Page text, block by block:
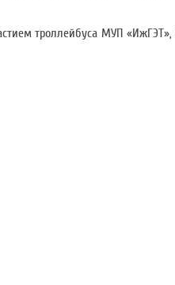
троллейбуса МУП